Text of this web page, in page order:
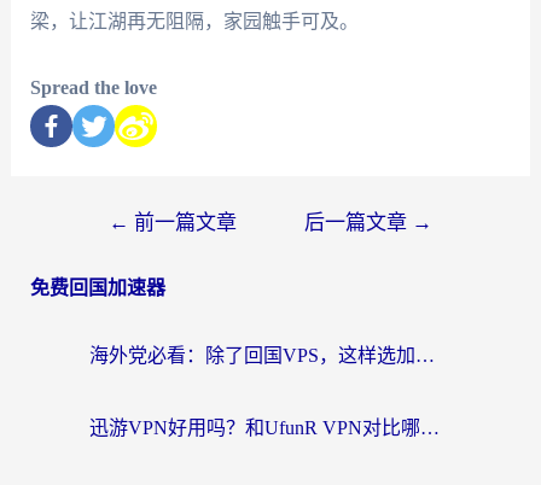
梁，让江湖再无阻隔，家园触手可及。
Spread the love
← 前一篇文章 后一篇文章 →
免费回国加速器
海外党必看：除了回国VPS，这样选加速器也能无缝刷国内资源？
迅游VPN好用吗？和UfunR VPN对比哪个回国效果更好？海外党亲测避坑指南